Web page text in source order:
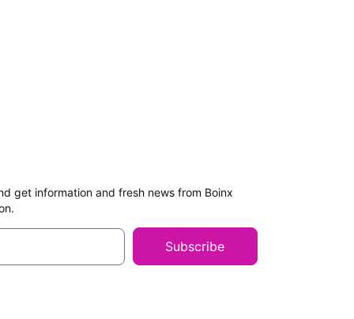
get information and fresh news from Boinx
Subscribe